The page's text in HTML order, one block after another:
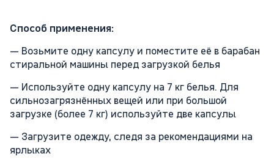
Способ применения:
— Возьмите одну капсулу и поместите её в барабан
стиральной машины перед загрузкой белья
— Используйте одну капсулу на 7 кг белья. Для
сильнозагрязнённых вещей или при большой
загрузке (более 7 кг) используйте две капсулы
— Загрузите одежду, следя за рекомендациями на
ярлыках